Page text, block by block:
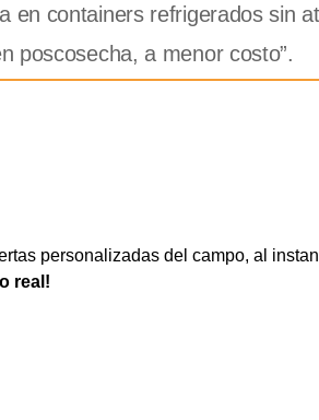
en containers refrigerados sin
poscosecha, a menor costo”.
personalizadas del campo, al
real!